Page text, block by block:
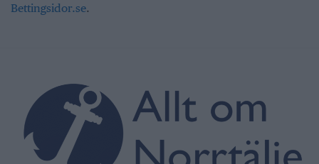
Bettingsidor.se.